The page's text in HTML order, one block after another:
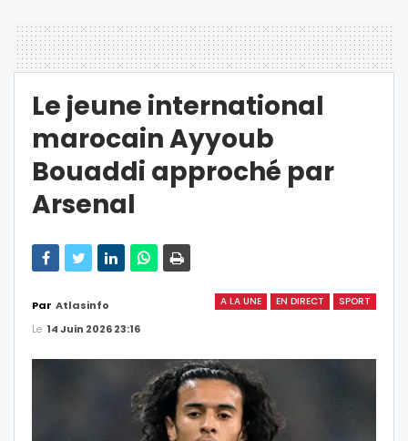
Le jeune international
marocain Ayyoub
Bouaddi approché par
Arsenal
A LA UNE EN DIRECT SPORT
Par Atlasinfo
Le 14 Juin 2026 23:16